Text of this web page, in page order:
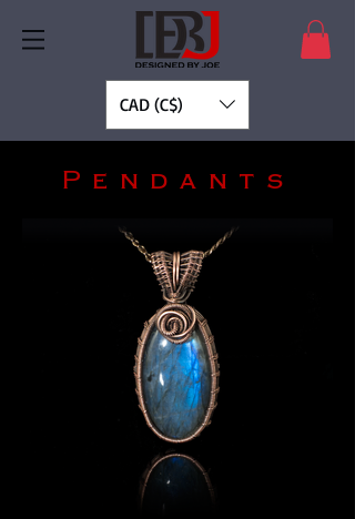
CAD (C$)
Pendants